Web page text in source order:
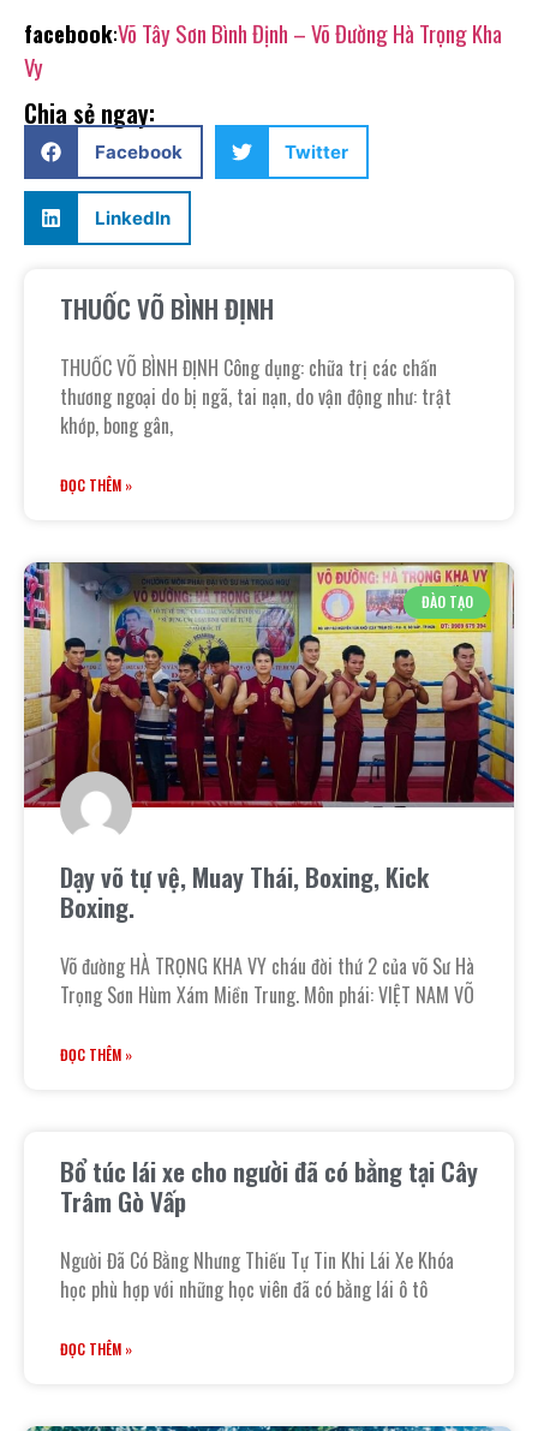
facebook:Võ Tây Sơn Bình Định – Võ Đường Hà Trọng Kha
Vy
Chia sẻ ngay:
Facebook Twitter
LinkedIn
THUỐC VÕ BÌNH ĐỊNH
THUỐC VÕ BÌNH ĐỊNH Công dụng: chữa trị các chấn
thương ngoại do bị ngã, tai nạn, do vận động như: trật
khớp, bong gân,
ĐỌC THÊM »
ĐÀO TẠO
Dạy võ tự vệ, Muay Thái, Boxing, Kick
Boxing.
Võ đường HÀ TRỌNG KHA VY cháu đời thứ 2 của võ Sư Hà
Trọng Sơn Hùm Xám Miền Trung. Môn phái: VIỆT NAM VÕ
ĐỌC THÊM »
Bổ túc lái xe cho người đã có bằng tại Cây
Trâm Gò Vấp
Người Đã Có Bằng Nhưng Thiếu Tự Tin Khi Lái Xe Khóa
học phù hợp với những học viên đã có bằng lái ô tô
ĐỌC THÊM »